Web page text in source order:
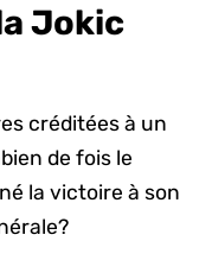
Jokic
créditées à un
de fois le
la victoire à son